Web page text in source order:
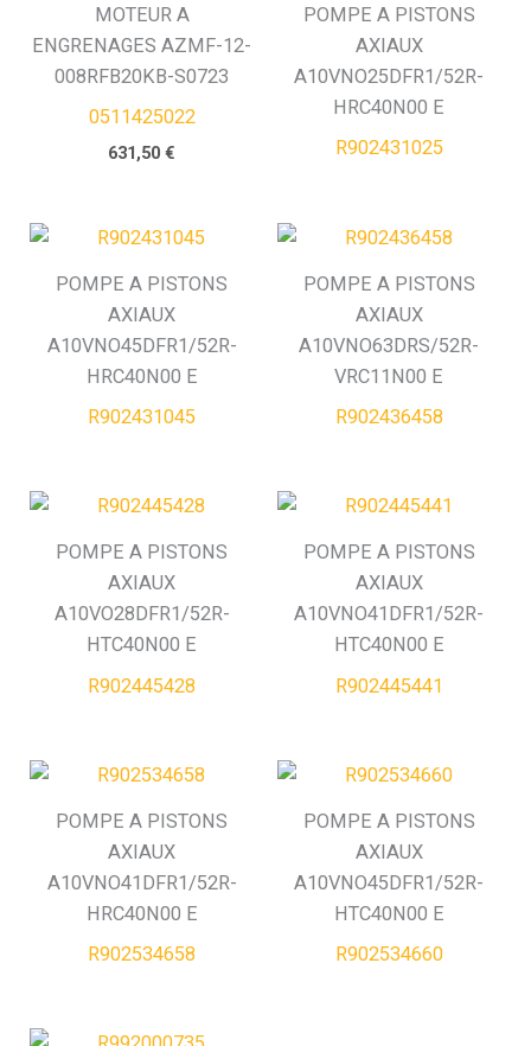
MOTEUR A
ENGRENAGES AZMF-12-
008RFB20KB-S0723
0511425022
631,50€
POMPE A PISTONS
AXIAUX
A10VNO25DFR1/52R-
HRC40N00 E
R902431025
POMPE A PISTONS
AXIAUX
A10VNO45DFR1/52R-
HRC40N00 E
R902431045
POMPE A PISTONS
AXIAUX
A10VNO63DRS/52R-
VRC11N00 E
R902436458
POMPE A PISTONS
AXIAUX
A10VO28DFR1/52R-
HTC40N00 E
R902445428
POMPE A PISTONS
AXIAUX
A10VNO41DFR1/52R-
HTC40N00 E
R902445441
POMPE A PISTONS
AXIAUX
A10VNO41DFR1/52R-
HRC40N00 E
R902534658
POMPE A PISTONS
AXIAUX
A10VNO45DFR1/52R-
HTC40N00 E
R902534660